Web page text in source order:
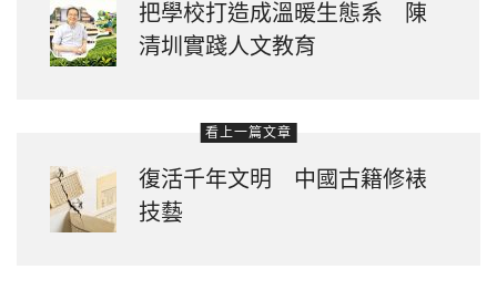
把學校打造成溫暖生態系 陳
清圳實踐人文教育
看上一篇文章
復活千年文明 中國古籍修裱
技藝